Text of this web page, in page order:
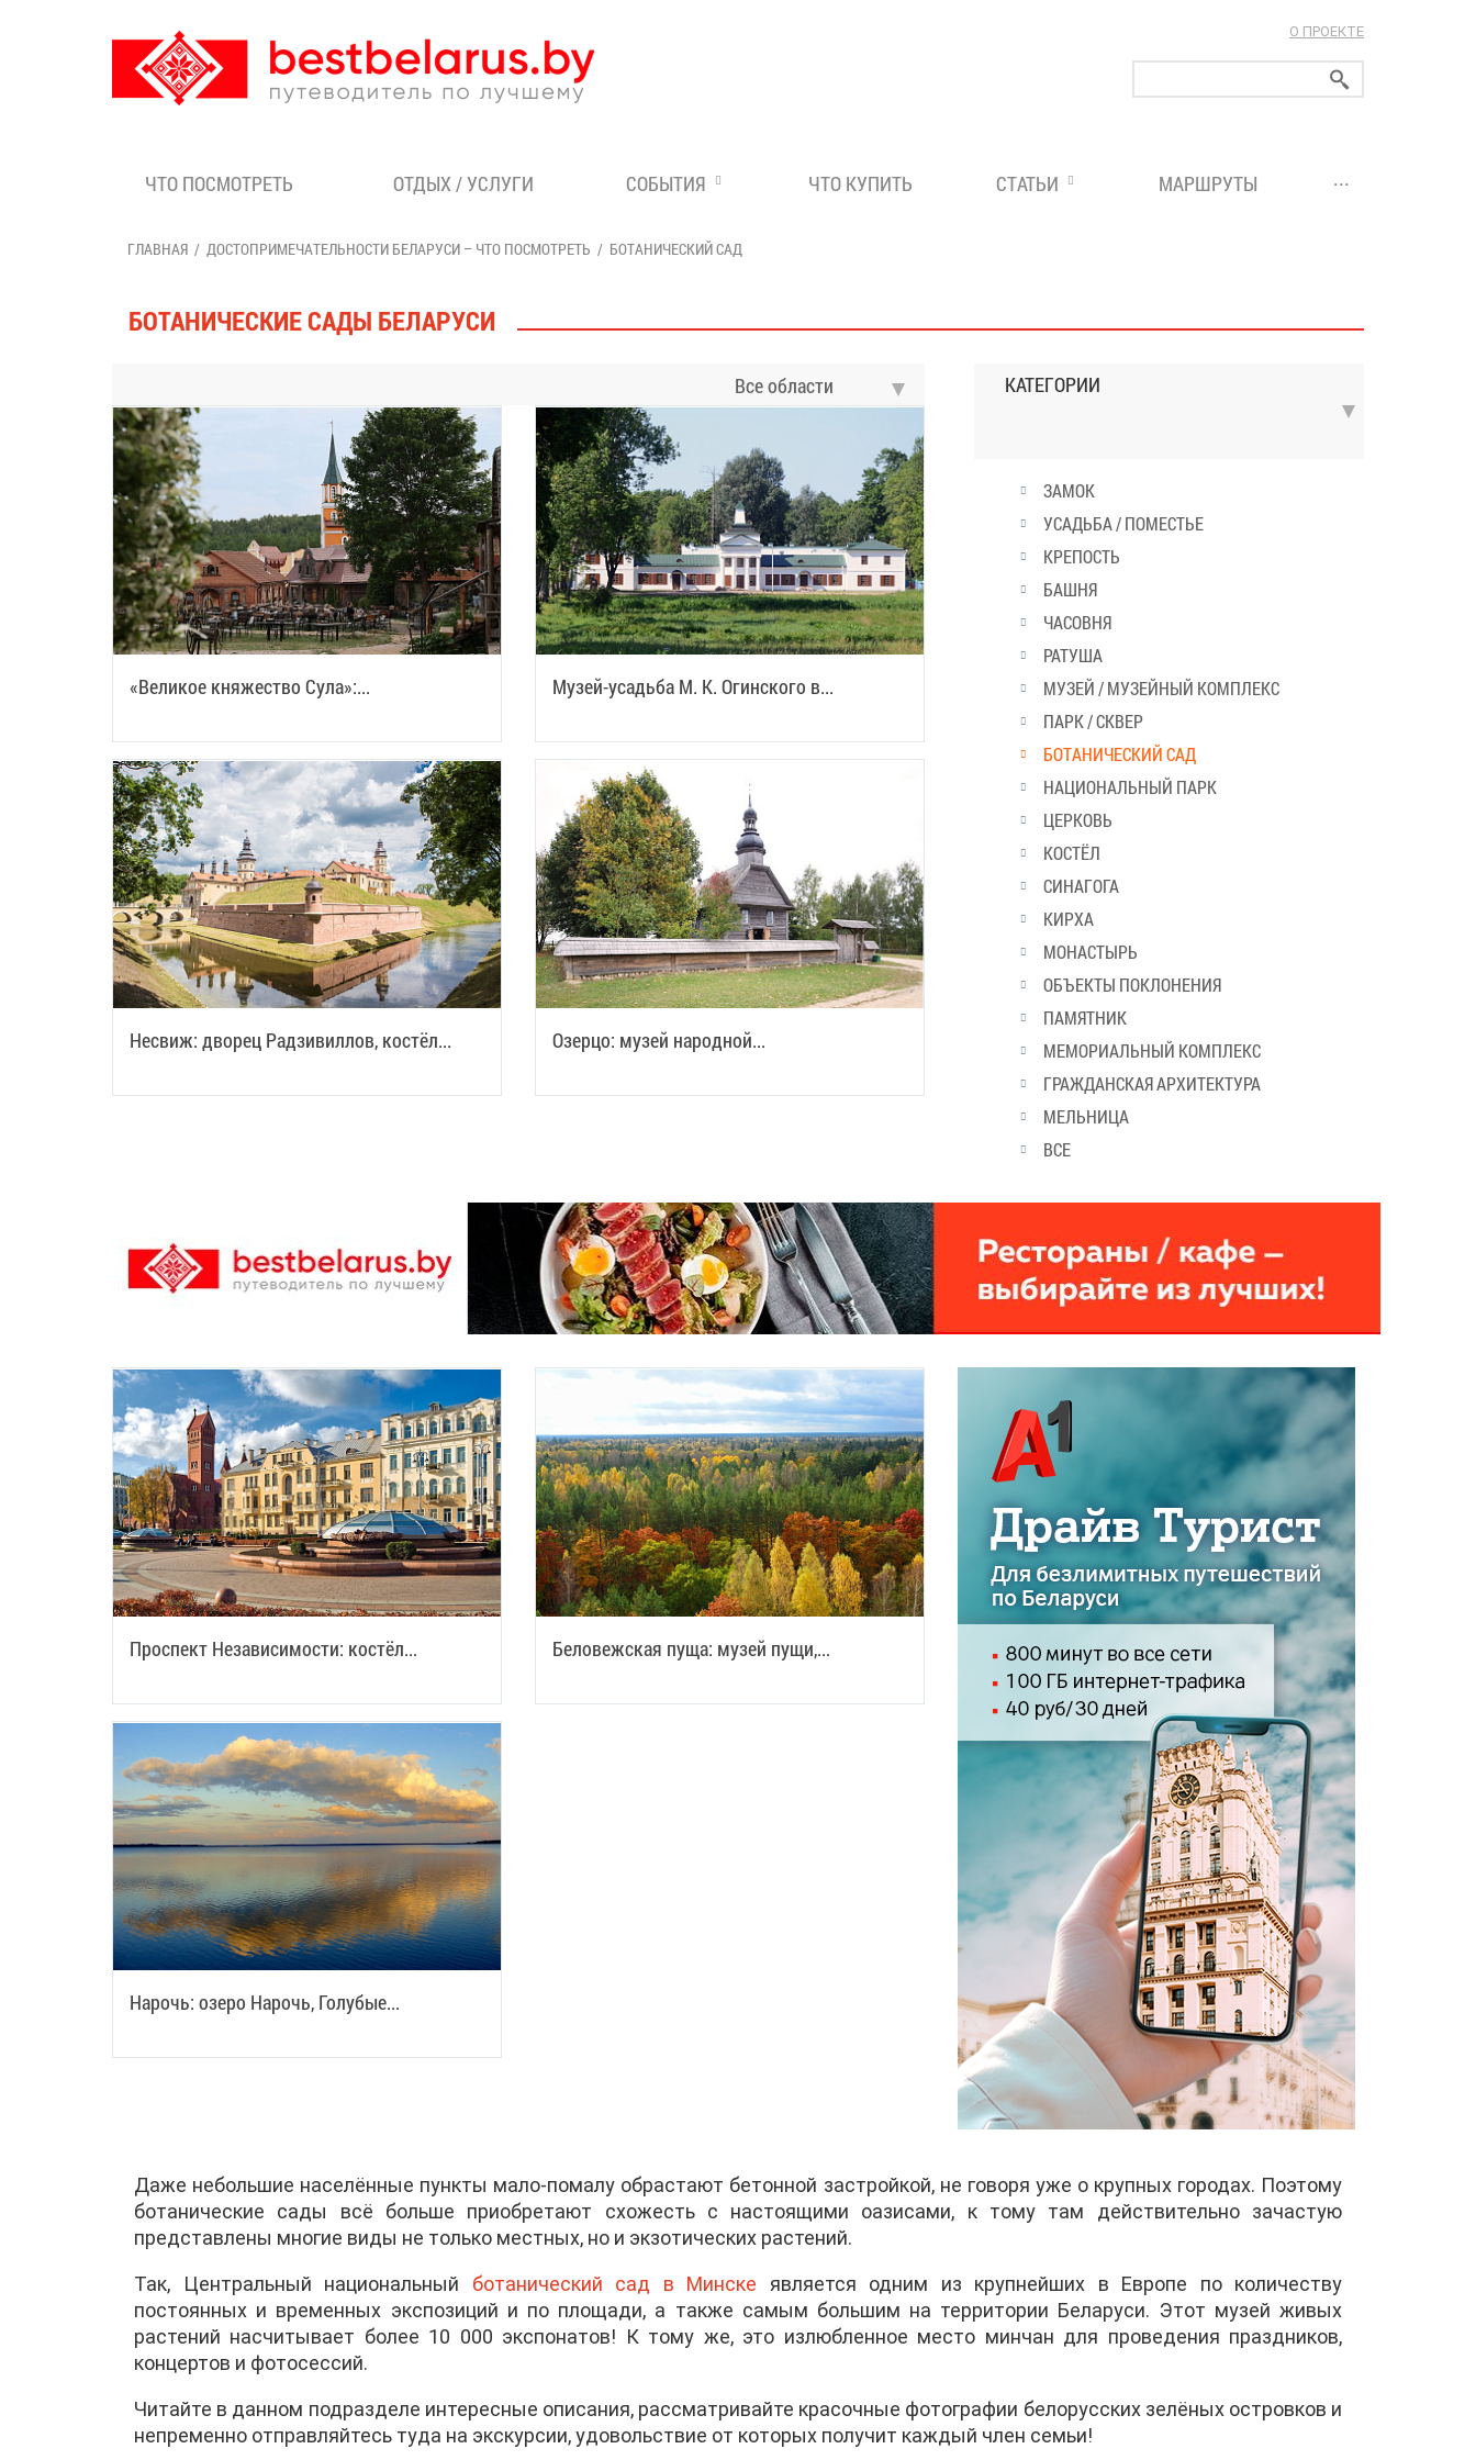
О ПРОЕКТЕ
ЧТО ПОСМОТРЕТЬ ОТДЫХ / УСЛУГИ СОБЫТИЯ ЧТО КУПИТЬ СТАТЬИ МАРШРУТЫ ...
ГЛАВНАЯ ДОСТОПРИМЕЧАТЕЛЬНОСТИ БЕЛАРУСИ – ЧТО ПОСМОТРЕТЬ БОТАНИЧЕСКИЙ САД
БОТАНИЧЕСКИЕ САДЫ БЕЛАРУСИ
Все области
«Великое княжество Сула»:... Музей-усадьба М. К. Огинского в...
Несвиж: дворец Радзивиллов, костёл... Озерцо: музей народной...
КАТЕГОРИИ
ЗАМОК
УСАДЬБА / ПОМЕСТЬЕ
КРЕПОСТЬ
БАШНЯ
ЧАСОВНЯ
РАТУША
МУЗЕЙ / МУЗЕЙНЫЙ КОМПЛЕКС
ПАРК / СКВЕР
БОТАНИЧЕСКИЙ САД
НАЦИОНАЛЬНЫЙ ПАРК
ЦЕРКОВЬ
КОСТЁЛ
СИНАГОГА
КИРХА
МОНАСТЫРЬ
ОБЪЕКТЫ ПОКЛОНЕНИЯ
ПАМЯТНИК
МЕМОРИАЛЬНЫЙ КОМПЛЕКС
ГРАЖДАНСКАЯ АРХИТЕКТУРА
МЕЛЬНИЦА
ВСЕ
Проспект Независимости: костёл... Беловежская пуща: музей пущи,...
Нарочь: озеро Нарочь, Голубые...
Даже небольшие населённые пункты мало-помалу обрастают бетонной застройкой, не говоря уже о крупных городах. Поэтому
ботанические сады всё больше приобретают схожесть с настоящими оазисами, к тому там действительно зачастую
представлены многие виды не только местных, но и экзотических растений.
Так, Центральный национальный ботанический сад в Минске является одним из крупнейших в Европе по количеству
постоянных и временных экспозиций и по площади, а также самым большим на территории Беларуси. Этот музей живых
растений насчитывает более 10 000 экспонатов! К тому же, это излюбленное место минчан для проведения праздников,
концертов и фотосессий.
Читайте в данном подразделе интересные описания, рассматривайте красочные фотографии белорусских зелёных островков и
непременно отправляйтесь туда на экскурсии, удовольствие от которых получит каждый член семьи!